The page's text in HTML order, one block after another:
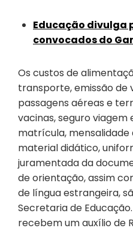
Educação divulga
convocados do
Os custos de
transporte, emissão de
passagens aéreas e
vacinas, seguro viagem
matrícula, mensalidade
material didático,
juramentada da
de orientação, assim
de língua estrangeira,
Secretaria de
recebem um auxílio de